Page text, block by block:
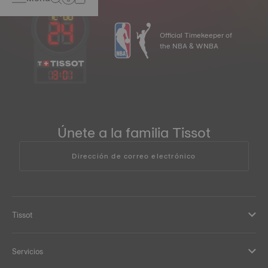
13:01
Official Timekeeper of
the NBA & WNBA
Únete a la familia Tissot
Dirección de correo electrónico
Tissot
Servicios